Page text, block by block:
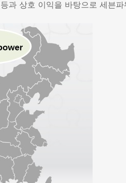
과 상호 이익을 바탕으로 세븐